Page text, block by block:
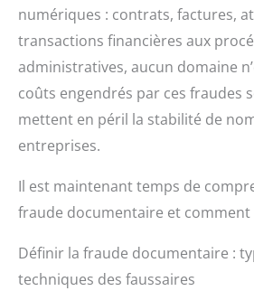
numériques : contrats, factures,
transactions financières aux
administratives, aucun domaine
coûts engendrés par ces fraudes
mettent en péril la stabilité de
entreprises.
Il est maintenant temps de
fraude documentaire et comment
Définir la fraude documentaire :
techniques des faussaires